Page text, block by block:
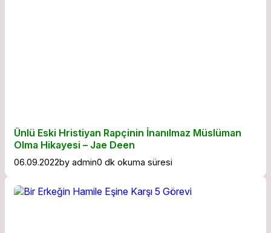
Ünlü Eski Hristiyan Rapçinin İnanılmaz Müslüman
Olma Hikayesi – Jae Deen
06.09.2022by admin0 dk okuma süresi